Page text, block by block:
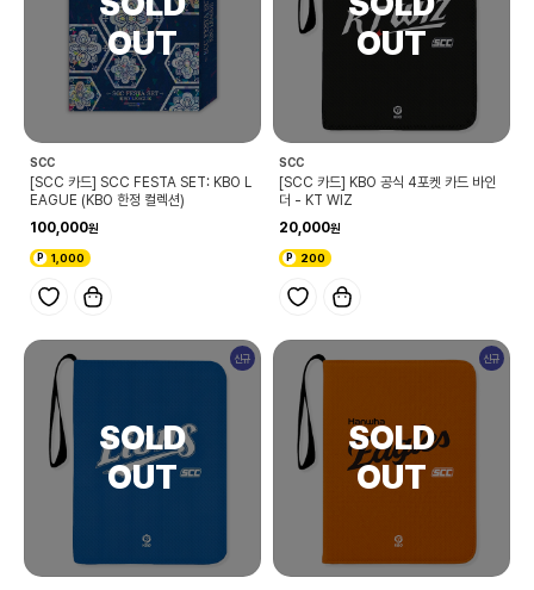
SCC
[SCC 카드] SCC FESTA SET: KBO L
EAGUE (KBO 한정 컬렉션)
100,000
1,000
SCC
[SCC 카드] KBO 공식 4포켓 카드 바인
더 - KT WIZ
20,000
200
신규 신규